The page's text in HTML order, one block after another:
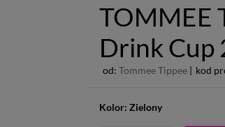
TOMMEE
Drink Cup
od: Tommee Tippee | kod
Kolor: Zielony